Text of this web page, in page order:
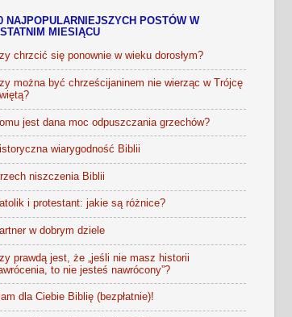
NAJPOPULARNIEJSZYCH POSTÓW W
MIESIĄCU
chrzcić się ponownie w wieku dorosłym?
można być chrześcijaninem nie wierząc w Trójcę
jest dana moc odpuszczania grzechów?
wiarygodność Biblii
niszczenia Biblii
i protestant: jakie są różnice?
w dobrym dziele
prawdą jest, że „jeśli nie masz historii
to nie jesteś nawrócony”?
dla Ciebie Biblię (bezpłatnie)!